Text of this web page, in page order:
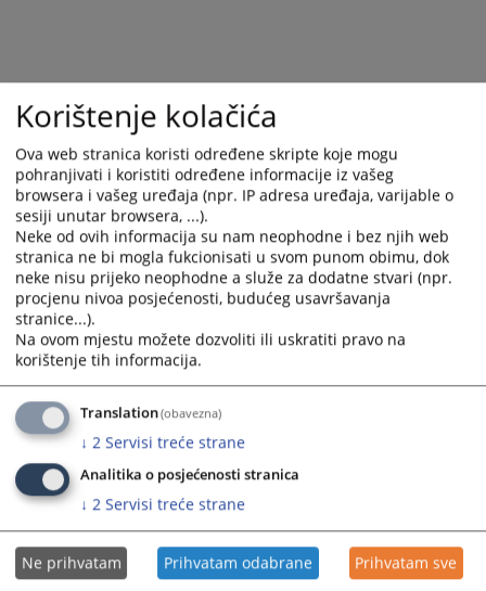
Trenutno nema vijesti
Korištenje kolačića
Ova web stranica koristi određene skripte koje mogu
pohranjivati i koristiti određene informacije iz vašeg
browsera i vašeg uređaja (npr. IP adresa uređaja, varijable o
sesiji unutar browsera, ...).
Neke od ovih informacija su nam neophodne i bez njih web
stranica ne bi mogla fukcionisati u svom punom obimu, dok
neke nisu prijeko neophodne a služe za dodatne stvari (npr.
procjenu nivoa posjećenosti, budućeg usavršavanja
stranice...).
Na ovom mjestu možete dozvoliti ili uskratiti pravo na
korištenje tih informacija.
Translation(obavezna)
↓ 2 Servisi treće strane
Analitika o posjećenosti stranica
↓ 2 Servisi treće strane
Ne prihvatam Prihvatam odabrane Prihvatam sve